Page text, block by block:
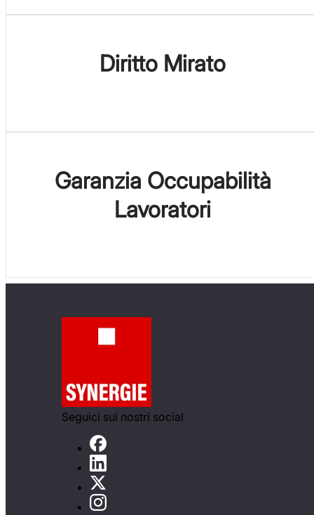
Diritto Mirato
Garanzia Occupabilità
Lavoratori
Seguici sui nostri social